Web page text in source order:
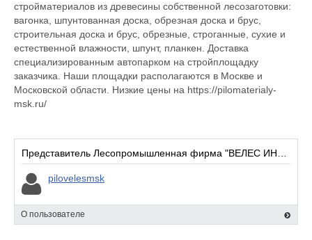
стройматериалов из древесины собственной лесозаготовки:
вагонка, шпунтованная доска, обрезная доска и брус,
строительная доска и брус, обрезные, строганные, сухие и
естественной влажности, шпунт, планкен. Доставка
специализированным автопарком на стройплощадку
заказчика. Наши площадки располагаются в Москве и
Московской области. Низкие цены на https://pilomaterialy-
msk.ru/
pilovelesmsk
О пользователе